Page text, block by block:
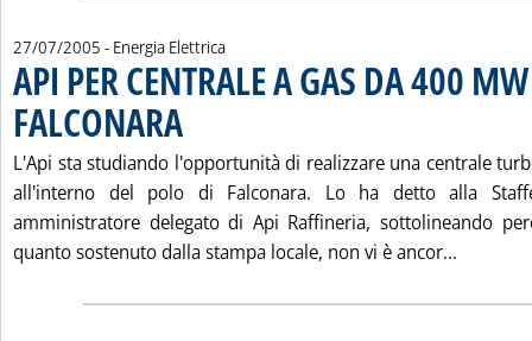
27/07/2005 - Energia Elettrica
API PER CENTRALE A GAS DA 400
FALCONARA
L'Api sta studiando l'opportunità di realizzare una centrale
all'interno del polo di Falconara. Lo ha detto alla
amministratore delegato di Api Raffineria, sottolineando
quanto sostenuto dalla stampa locale, non vi è ancor...